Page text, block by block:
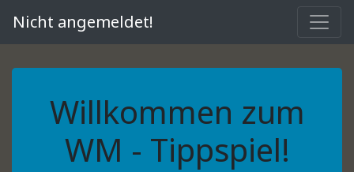
Nicht angemeldet!
Willkommen zum
WM - Tippspiel!